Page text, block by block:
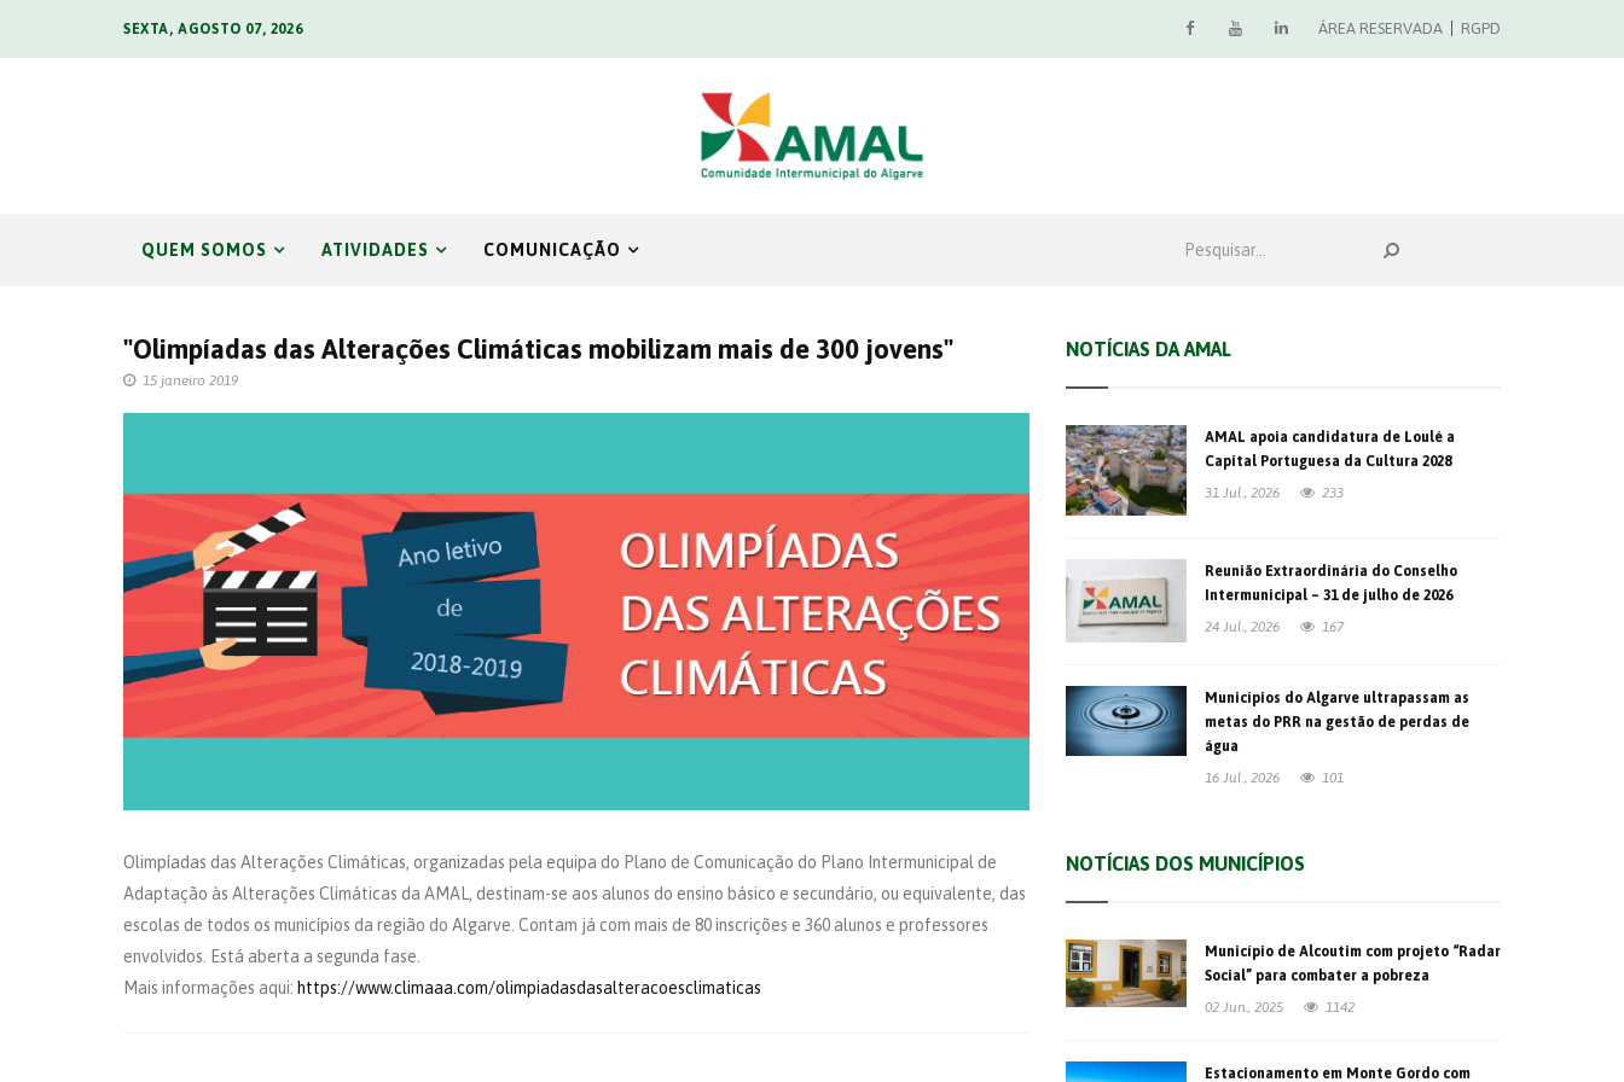
SEXTA, AGOSTO 07, 2026 ÁREA RESERVADA RGPD
QUEM SOMOS ATIVIDADES COMUNICAÇÃO
"Olimpíadas das Alterações Climáticas mobilizam mais de 300 jovens"
15 janeiro 2019
Olimpíadas das Alterações Climáticas, organizadas pela equipa do Plano de Comunicação do Plano Intermunicipal de
Adaptação às Alterações Climáticas da AMAL, destinam-se aos alunos do ensino básico e secundário, ou equivalente, das
escolas de todos os municípios da região do Algarve. Contam já com mais de 80 inscrições e 360 alunos e professores
envolvidos. Está aberta a segunda fase.
Mais informações aqui: https://www.climaaa.com/olimpiadasdasalteracoesclimaticas
NOTÍCIAS DA AMAL
AMAL apoia candidatura de Loulé a
Capital Portuguesa da Cultura 2028
31 Jul., 2026
233
Reunião Extraordinária do Conselho
Intermunicipal – 31 de julho de 2026
24 Jul., 2026
167
Municípios do Algarve ultrapassam as
metas do PRR na gestão de perdas de
água
16 Jul., 2026
101
NOTÍCIAS DOS MUNICÍPIOS
Município de Alcoutim com projeto “Radar
Social” para combater a pobreza
02 Jun., 2025
1142
Estacionamento em Monte Gordo com